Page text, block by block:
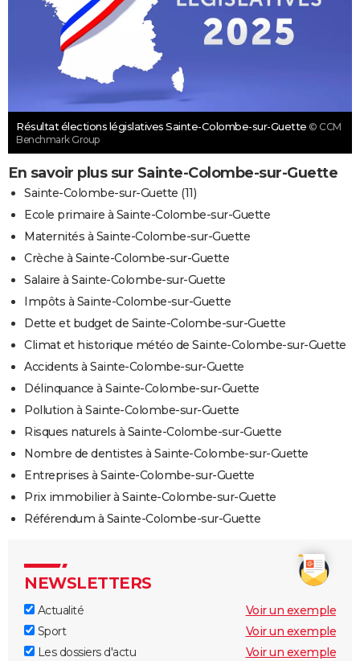
Résultat élections législatives Sainte-Colombe-sur-Guette © CCM
Benchmark Group
En savoir plus sur Sainte-Colombe-sur-Guette
Sainte-Colombe-sur-Guette (11)
Ecole primaire à Sainte-Colombe-sur-Guette
Maternités à Sainte-Colombe-sur-Guette
Crèche à Sainte-Colombe-sur-Guette
Salaire à Sainte-Colombe-sur-Guette
Impôts à Sainte-Colombe-sur-Guette
Dette et budget de Sainte-Colombe-sur-Guette
Climat et historique météo de Sainte-Colombe-sur-Guette
Accidents à Sainte-Colombe-sur-Guette
Délinquance à Sainte-Colombe-sur-Guette
Pollution à Sainte-Colombe-sur-Guette
Risques naturels à Sainte-Colombe-sur-Guette
Nombre de dentistes à Sainte-Colombe-sur-Guette
Entreprises à Sainte-Colombe-sur-Guette
Prix immobilier à Sainte-Colombe-sur-Guette
Référendum à Sainte-Colombe-sur-Guette
NEWSLETTERS
Actualité
Voir un exemple
Sport
Voir un exemple
Les dossiers d'actu
Voir un exemple